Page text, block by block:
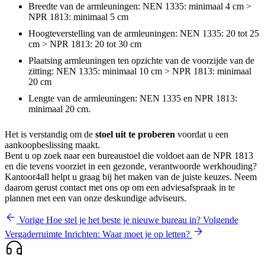
Breedte van de armleuningen: NEN 1335: minimaal 4 cm >
NPR 1813: minimaal 5 cm
Hoogteverstelling van de armleuningen: NEN 1335: 20 tot 25
cm > NPR 1813: 20 tot 30 cm
Plaatsing armleuningen ten opzichte van de voorzijde van de
zitting: NEN 1335: minimaal 10 cm > NPR 1813: minimaal
20 cm
Lengte van de armleuningen: NEN 1335 en NPR 1813:
minimaal 20 cm.
Het is verstandig om de stoel uit te proberen voordat u een
aankoopbeslissing maakt.
Bent u op zoek naar een bureaustoel die voldoet aan de NPR 1813
en die tevens voorziet in een gezonde, verantwoorde werkhouding?
Kantoor4all helpt u graag bij het maken van de juiste keuzes. Neem
daarom gerust contact met ons op om een adviesafspraak in te
plannen met een van onze deskundige adviseurs.
Vorige Hoe stel je het beste je nieuwe bureau in? Volgende
Vergaderruimte Inrichten: Waar moet je op letten?